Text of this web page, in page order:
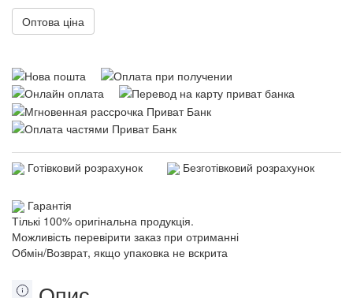
Оптова ціна
Готівковий розрахунок Безготівковий розрахунок
Гарантія
Тількі 100% оригінальна продукція.
Можливість перевірити заказ при отриманні
Обмін/Возврат, якщо упаковка не вскрита